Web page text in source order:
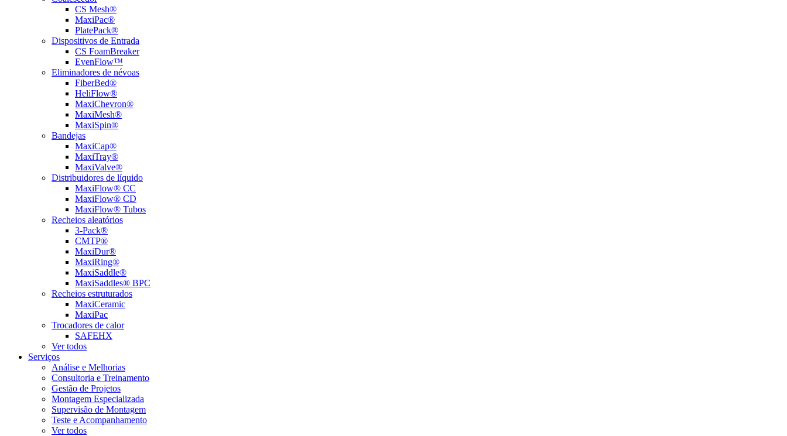
CS Mesh®
MaxiPac®
PlatePack®
Dispositivos de Entrada
CS FoamBreaker
EvenFlow™
Eliminadores de névoas
FiberBed®
HeliFlow®
MaxiChevron®
MaxiMesh®
MaxiSpin®
Bandejas
MaxiCap®
MaxiTray®
MaxiValve®
Distribuidores de líquido
MaxiFlow® CC
MaxiFlow® CD
MaxiFlow® Tubos
Recheios aleatórios
3-Pack®
CMTP®
MaxiDur®
MaxiRing®
MaxiSaddle®
MaxiSaddles® BPC
Recheios estruturados
MaxiCeramic
MaxiPac
Trocadores de calor
SAFEHX
Ver todos
Serviços
Análise e Melhorias
Consultoria e Treinamento
Gestão de Projetos
Montagem Especializada
Supervisão de Montagem
Teste e Acompanhamento
Ver todos